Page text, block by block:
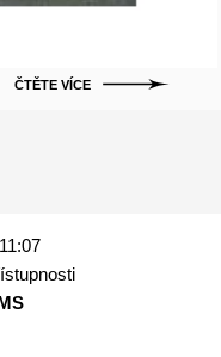
ČTĚTE VÍCE